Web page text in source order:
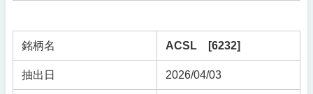
銘柄名 ACSL [6232]
抽出日 2026/04/03